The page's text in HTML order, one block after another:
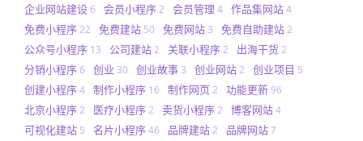
企业网站建设6 会员小程序2 会员管理 4 作品集网站4
免费小程序22 免费建站 50 免费网站 3 免费自助建站2
公众号小程序 13 公司建站2 关联小程序2 出海干货2
分销小程序6 创业 30 创业故事 3 创业网站2 创业项目 5
创建小程序4 制作小程序 16 制作网页 2 功能更新96
北京小程序2 医疗小程序2 卖货小程序2 博客网站4
可视化建站 5 名片小程序46 品牌建站2 品牌网站7